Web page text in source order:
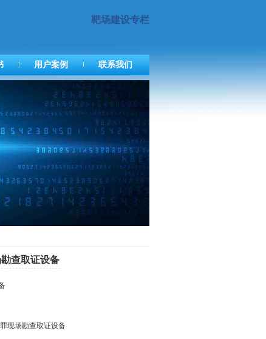
靶场建设专栏
用户案例 联系我们
查取证设备
现场勘查取证设备